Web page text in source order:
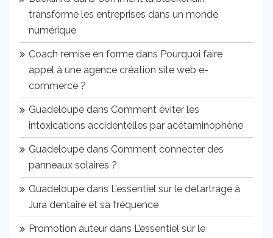
transforme les entreprises dans un monde
numérique
Coach remise en forme dans Pourquoi faire
appel à une agence création site web e-
commerce ?
Guadeloupe dans Comment éviter les
intoxications accidentelles par acétaminophène
Guadeloupe dans Comment connecter des
panneaux solaires ?
Guadeloupe dans L’essentiel sur le détartrage à
Jura dentaire et sa fréquence
Promotion auteur dans L’essentiel sur le